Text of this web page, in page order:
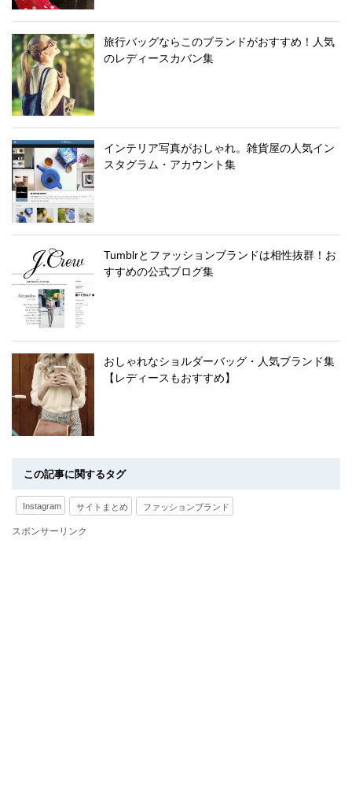
旅行バッグならこのブランドがおすすめ！人気
のレディースカバン集
インテリア写真がおしゃれ。雑貨屋の人気イン
スタグラム・アカウント集
Tumblrとファッションブランドは相性抜群！お
すすめの公式ブログ集
おしゃれなショルダーバッグ・人気ブランド集
【レディースもおすすめ】
この記事に関するタグ
Instagram サイトまとめ ファッションブランド
スポンサーリンク